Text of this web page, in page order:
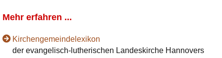
Mehr erfahren ...
Kirchengemeindelexikon
der evangelisch-lutherischen Landeskirche Hannovers